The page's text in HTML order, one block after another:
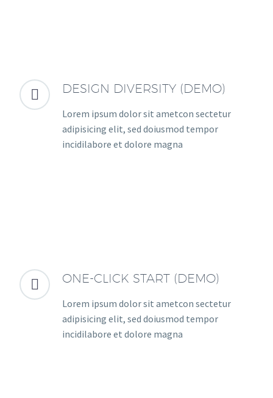

 DESIGN DIVERSITY (DEMO)
Lorem ipsum dolor sit ametcon sectetur
adipisicing elit, sed doiusmod tempor
incidilabore et dolore magna

 ONE-CLICK START (DEMO)
Lorem ipsum dolor sit ametcon sectetur
adipisicing elit, sed doiusmod tempor
incidilabore et dolore magna